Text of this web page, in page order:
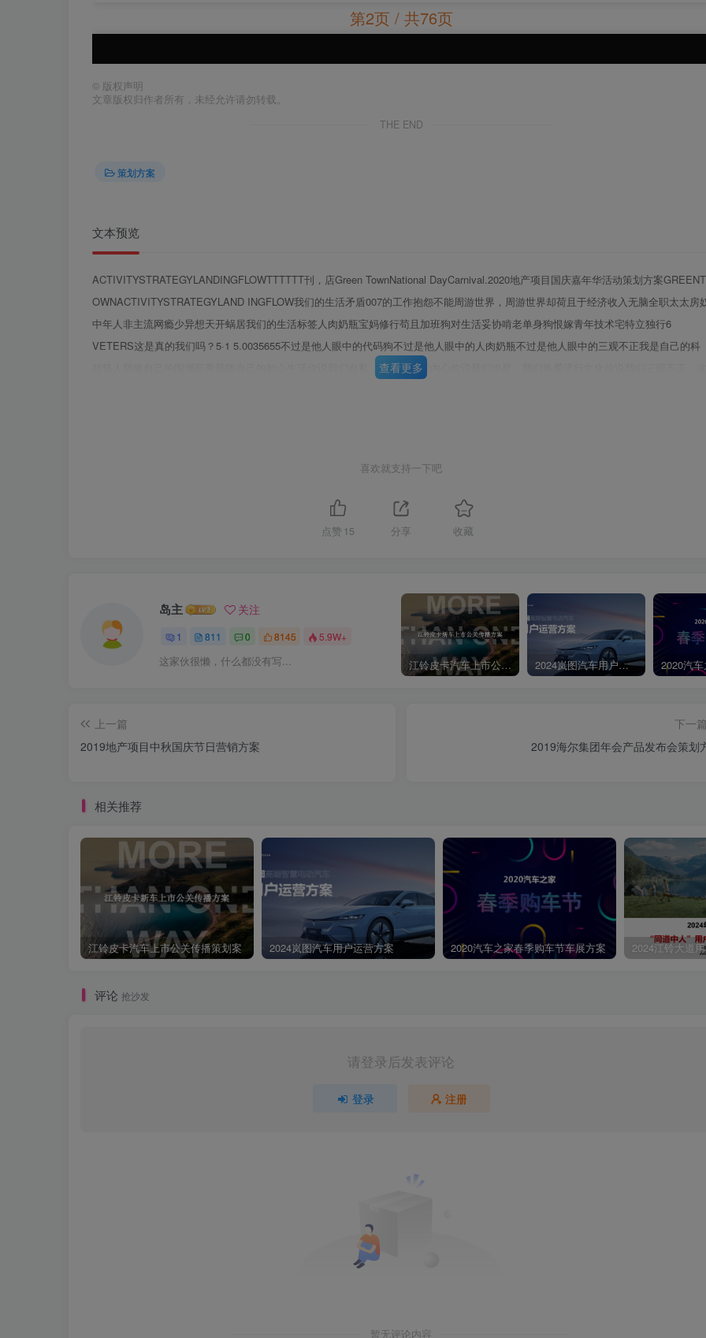
第2页 / 共76页
© 版权声明
文章版权归作者所有，未经允许请勿转载。
THE END
策划方案
文本预览
ACTIVITYSTRATEGYLANDINGFLOWTTTTTT刊，店Green TownNational DayCarnival.2020地产项目国庆嘉年华活动策划方案GREENT
OWNACTIVITYSTRATEGYLAND INGFLOW我们的生活矛盾007的工作抱怨不能周游世界，周游世界却荷且于经济收入无脑全职太太房
中年人非主流网瘾少异想天开蜗居我们的生活标签人肉奶瓶宝妈修行苟且加班狗对生活妥协啃老单身狗恨嫁青年技术宅特立独行6
VETERS这是真的我们吗？5·1 5.0035655不过是他人眼中的代码狗不过是他人眼中的人肉奶瓶不过是他人眼中的三观不正我是自己的科
技怪人我做自己的国潮新秀我随自己的如心生活你说我们自私，我们更尊崇内心你说我们追星，我们热爱流行文化你说我们三观不正，这
查看更多
喜欢就支持一下吧
点赞 15 分享 收藏
岛主 关注
1 811 0 8145 5.9W+
这家伙很懒，什么都没有写... 江铃皮卡汽车上市公关传播策划案 2024岚图汽车用户运营方案
上一篇
2019地产项目中秋国庆节日营销方案
下一
2019海尔集团年会产品发布会策划
相关推荐
江铃皮卡汽车上市公关传播策划案 2024岚图汽车用户运营方案 2020汽车之家春季购车节车展方案 2024江铃大道
评论 抢沙发
请登录后发表评论
登录 注册
暂无评论内容